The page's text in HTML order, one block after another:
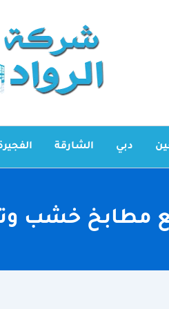
دبي الشارقة
مطابخ خشب